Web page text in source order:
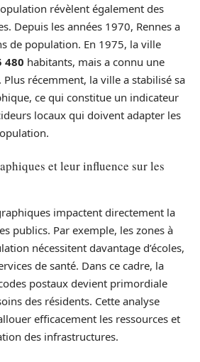
révèlent également des
Depuis les années 1970, Rennes a
de population. En 1975, la ville
480 habitants, mais a connu une
Plus récemment, la ville a stabilisé sa
ce qui constitue un indicateur
locaux qui doivent adapter les
et leur influence sur les
impactent directement la
publics. Par exemple, les zones à
nécessitent davantage d’écoles,
de santé. Dans ce cadre, la
postaux devient primordiale
des résidents. Cette analyse
efficacement les ressources et
des infrastructures.